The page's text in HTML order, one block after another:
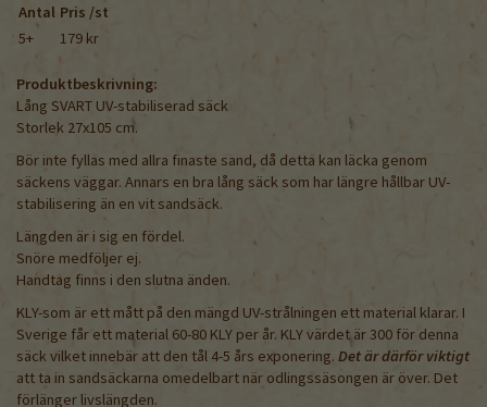
Antal Pris /st
5+
179 kr
Produktbeskrivning:
Lång SVART UV-stabiliserad säck
Storlek 27x105 cm.
Bör inte fyllas med allra finaste sand, då detta kan läcka genom
säckens väggar. Annars en bra lång säck som har längre hållbar UV-
stabilisering än en vit sandsäck.
Längden är i sig en fördel.
Snöre medföljer ej.
Handtag finns i den slutna änden.
KLY-som är ett mått på den mängd UV-strålningen ett material klarar. I
Sverige får ett material 60-80 KLY per år. KLY värdet är 300 för denna
säck vilket innebär att den tål 4-5 års exponering. Det är därför viktigt
att ta in sandsäckarna omedelbart när odlingssäsongen är över. Det
förlänger livslängden.